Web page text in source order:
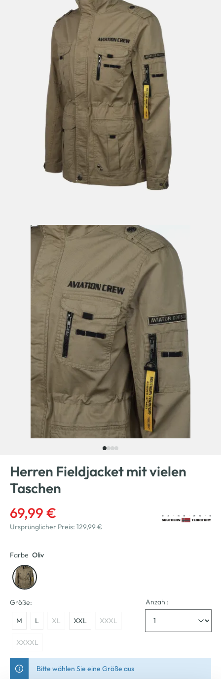
Herren Fieldjacket mit vielen
Taschen
69,99 €
Ursprünglicher Preis: 129,99 €
Farbe Oliv
Größe:
M L XL XXL XXXL
XXXXL
Anzahl:
Bitte wählen Sie eine Größe aus